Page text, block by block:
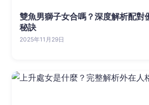
雙魚男獅子女合嗎？深度解析配對
秘訣
2025年11月29日